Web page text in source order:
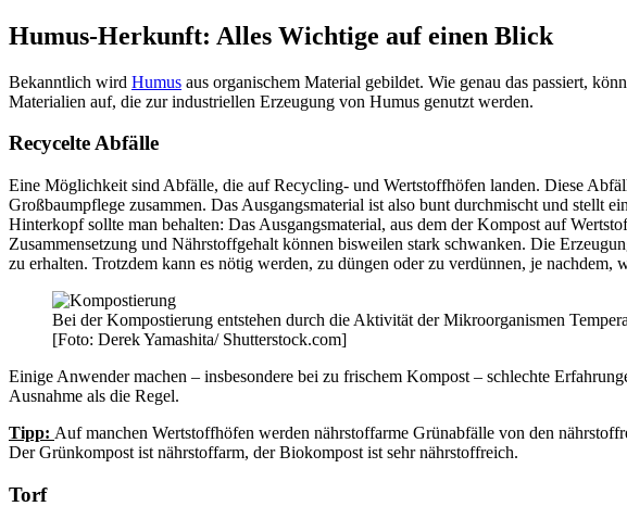
Humus-Herkunft: Alles Wichtige auf einen Blick
Bekanntlich wird Humus aus organischem Material gebildet. Wie genau das passiert,
Materialien auf, die zur industriellen Erzeugung von Humus genutzt werden.
Recycelte Abfälle
Eine Möglichkeit sind Abfälle, die auf Recycling- und Wertstoffhöfen landen. Diese
Großbaumpflege zusammen. Das Ausgangsmaterial ist also bunt durchmischt und stellt
Hinterkopf sollte man behalten: Das Ausgangsmaterial, aus dem der Kompost auf
Zusammensetzung und Nährstoffgehalt können bisweilen stark schwanken. Die
zu erhalten. Trotzdem kann es nötig werden, zu düngen oder zu verdünnen, je nachdem,
Bei der Kompostierung entstehen durch die Aktivität der Mikroorganismen
[Foto: Derek Yamashita/ Shutterstock.com]
Einige Anwender machen – insbesondere bei zu frischem Kompost – schlechte
Ausnahme als die Regel.
Tipp: Auf manchen Wertstoffhöfen werden nährstoffarme Grünabfälle von den
Der Grünkompost ist nährstoffarm, der Biokompost ist sehr nährstoffreich.
Torf